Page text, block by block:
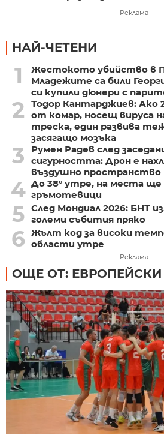
Реклама
НАЙ-ЧЕТЕНИ
1
Жестокото убийство в
Младежите са били
си купили дюнери с
2
Тодор Кантарджиев: Ако
от комар, носещ вируса
треска, един развива
засягащо мозъка
3
Румен Радев след
сигурността: Дрон е
въздушно пространство
4 До 38° утре, на места ще
гръмотевици
5 След Мондиал 2026: БНТ
големи събития пряко
6 Жълт код за високи
области утре
Реклама
ОЩЕ ОТ: